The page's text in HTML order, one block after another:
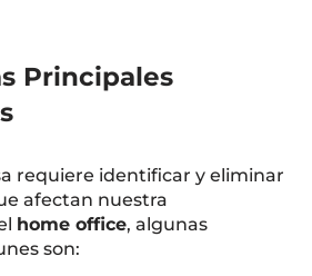
Principales
requiere identificar y eliminar
afectan nuestra
home office, algunas
son: